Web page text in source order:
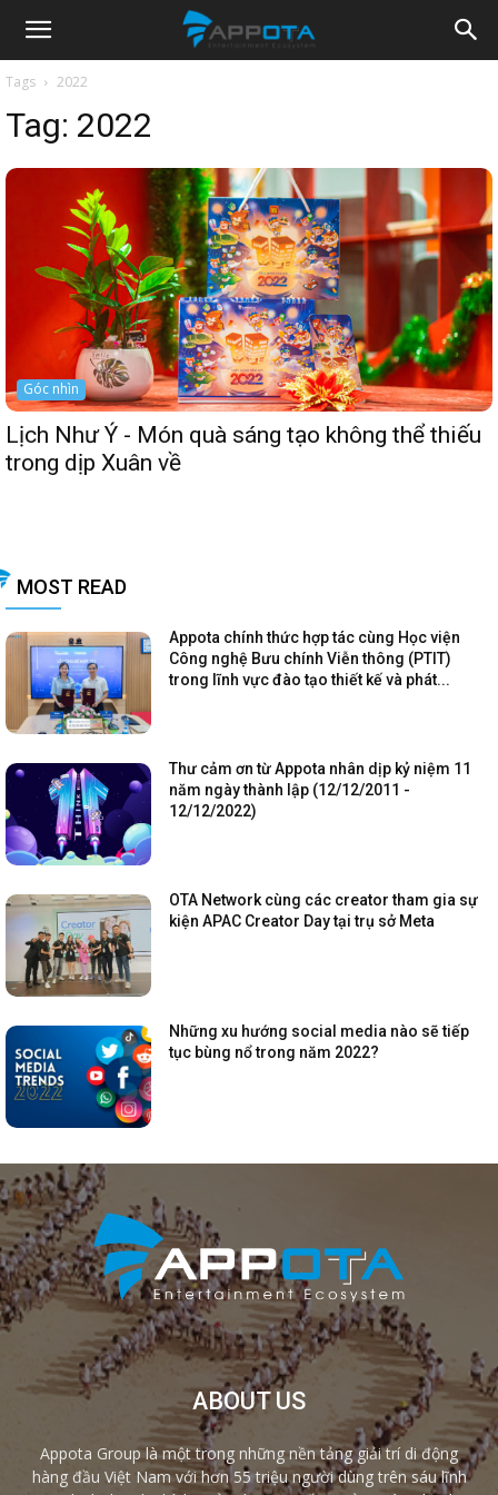
Appota
News
Tags 2022
Tag: 2022
Góc nhìn
Lịch Như Ý - Món quà sáng tạo không thể thiếu
trong dịp Xuân về
MOST READ
Appota chính thức hợp tác cùng Học viện
Công nghệ Bưu chính Viễn thông (PTIT)
trong lĩnh vực đào tạo thiết kế và phát...
Thư cảm ơn từ Appota nhân dịp kỷ niệm 11
năm ngày thành lập (12/12/2011 -
12/12/2022)
OTA Network cùng các creator tham gia sự
kiện APAC Creator Day tại trụ sở Meta
Những xu hướng social media nào sẽ tiếp
tục bùng nổ trong năm 2022?
ABOUT US
Appota Group là một trong những nền tảng giải trí di động
hàng đầu Việt Nam với hơn 55 triệu người dùng trên sáu lĩnh